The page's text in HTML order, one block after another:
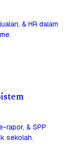
& HR dalam
rapor, & SPP
sekolah.